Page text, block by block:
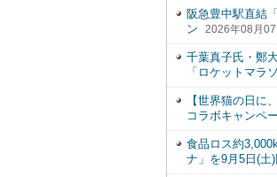
阪急豊中駅直結
ン
2026年08月
千葉真子氏・鄭
「ロケットマラ
【世界猫の日に
コラボキャンペ
食品ロス約
ナ」を9月5日(土